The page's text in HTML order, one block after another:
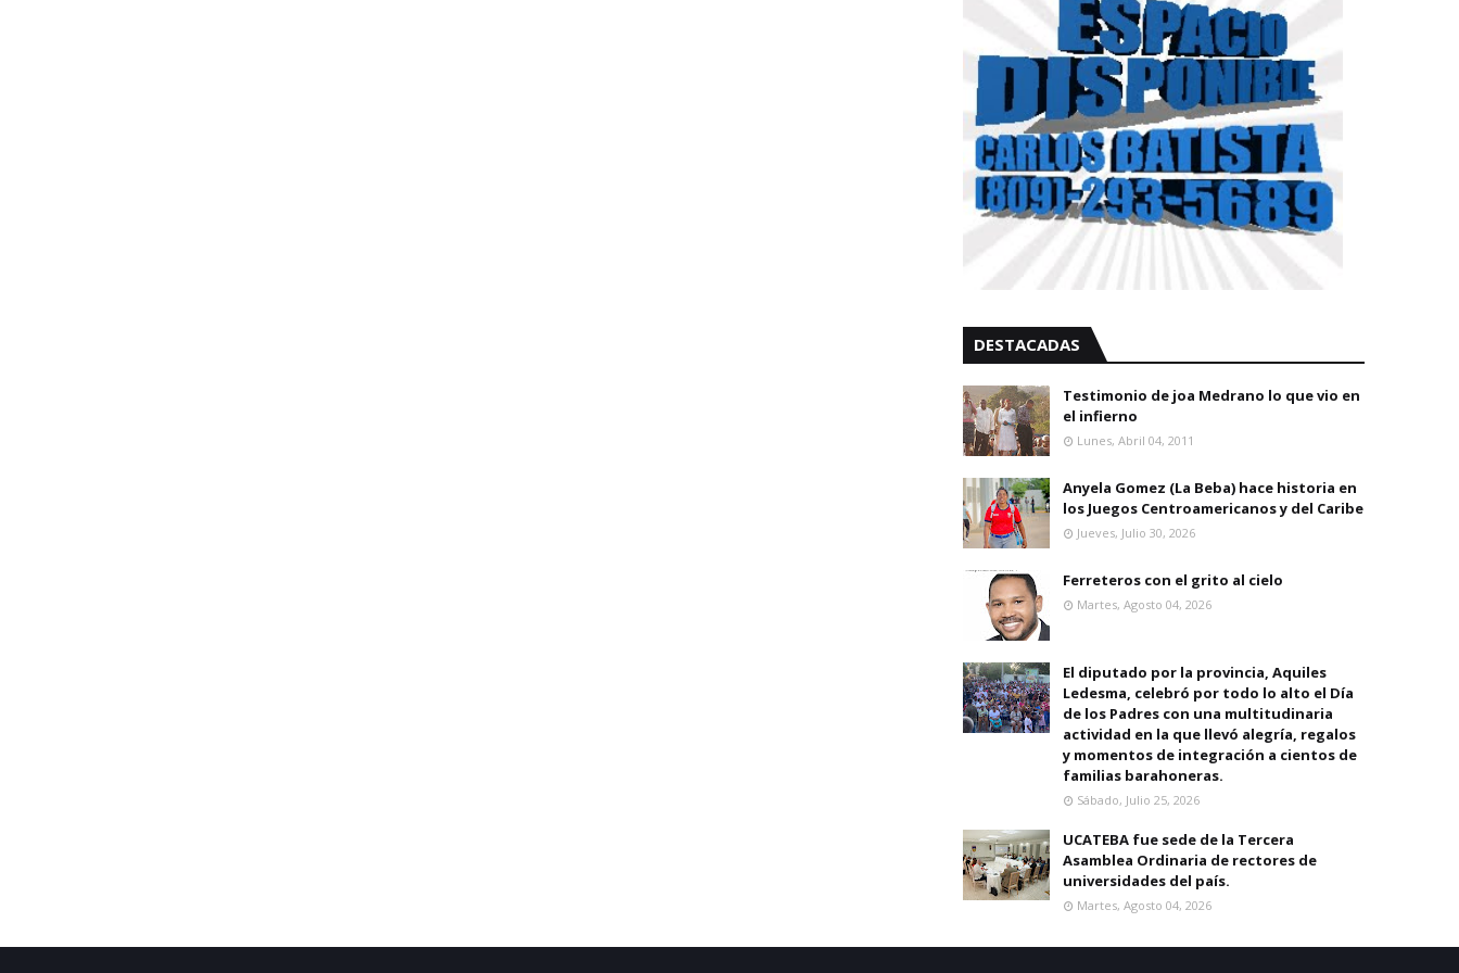
DESTACADAS
Testimonio de joa Medrano lo que vio en
el infierno
Lunes, Abril 04, 2011
Anyela Gomez (La Beba) hace historia en
los Juegos Centroamericanos y del Caribe
Jueves, Julio 30, 2026
Ferreteros con el grito al cielo
Martes, Agosto 04, 2026
El diputado por la provincia, Aquiles
Ledesma, celebró por todo lo alto el Día
de los Padres con una multitudinaria
actividad en la que llevó alegría, regalos
y momentos de integración a cientos de
familias barahoneras.
Sábado, Julio 25, 2026
UCATEBA fue sede de la Tercera
Asamblea Ordinaria de rectores de
universidades del país.
Martes, Agosto 04, 2026